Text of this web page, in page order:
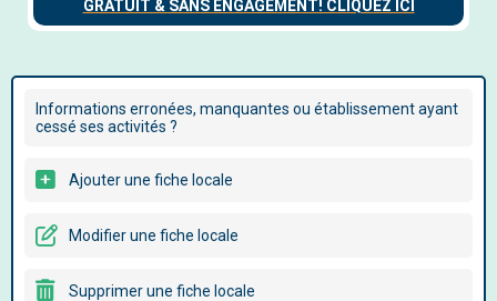
Informations erronées, manquantes ou établissement ayant
cessé ses activités ?
Ajouter une fiche locale
Modifier une fiche locale
Supprimer une fiche locale